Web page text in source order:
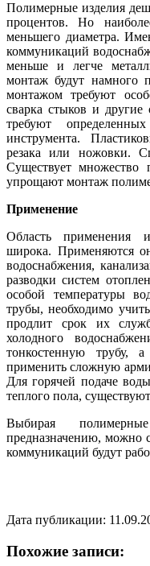
Полимерные изделия
процентов. Но
меньшего диаметра.
коммуникаций
меньше и легче
монтаж будут намного
монтажом требуют
сварка стыков и
требуют
инструмента.
резака или ножовки.
Существует множество
упрощают монтаж
Применение
Область применения
широка. Применяются
водоснабжения,
разводки систем
особой температуры
трубы, необходимо
продлит срок их
холодного
тонкостенную трубу,
применить сложную
Для горячей подаче
теплого пола,
Выбирая
предназначению, можно
коммуникаций будут
Дата публикации:
Похожие записи: